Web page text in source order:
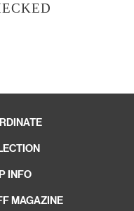
INFO
MAGAZINE